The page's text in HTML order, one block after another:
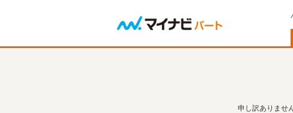
申し訳ありませ